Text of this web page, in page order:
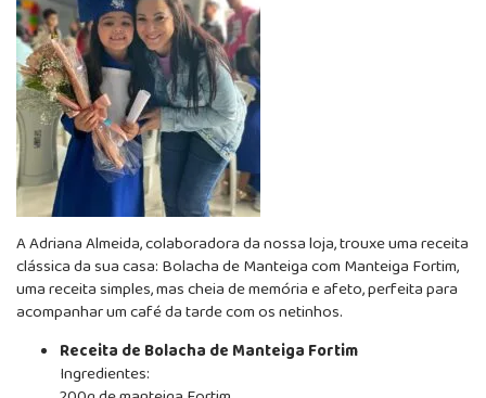
A Adriana Almeida, colaboradora da nossa loja, trouxe uma receita
clássica da sua casa: Bolacha de Manteiga com Manteiga Fortim,
uma receita simples, mas cheia de memória e afeto, perfeita para
acompanhar um café da tarde com os netinhos.
Receita de Bolacha de Manteiga Fortim
Ingredientes: